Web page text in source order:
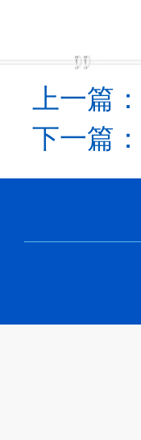
上一篇：
下一篇：